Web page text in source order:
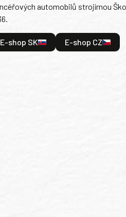
automobilů strojírnou
E-shop SK E-shop CZ